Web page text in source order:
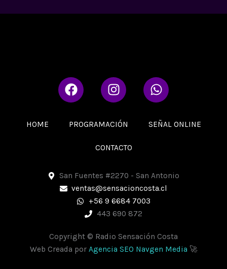
F
a
e
k
I
n
t
g
a
m
W
h
t
p
HOME PROGRAMACIÓN SEÑAL ONLINE
CONTACTO
San Fuentes #2270 - San Antonio
ventas@sensacioncosta.cl
+56 9 6684 7003
443 690 872
Copyright © Radio Sensación Costa
Web Creada por Agencia SEO Navgen Media 🚀